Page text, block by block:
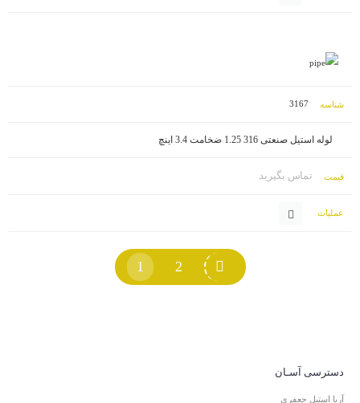
3167
لوله استیل صنعتی 316 1.25 ضخامت 3.4 اینچ
تماس بگیرید
1 2
دسترسی آسـان
آریا استیل جعفری